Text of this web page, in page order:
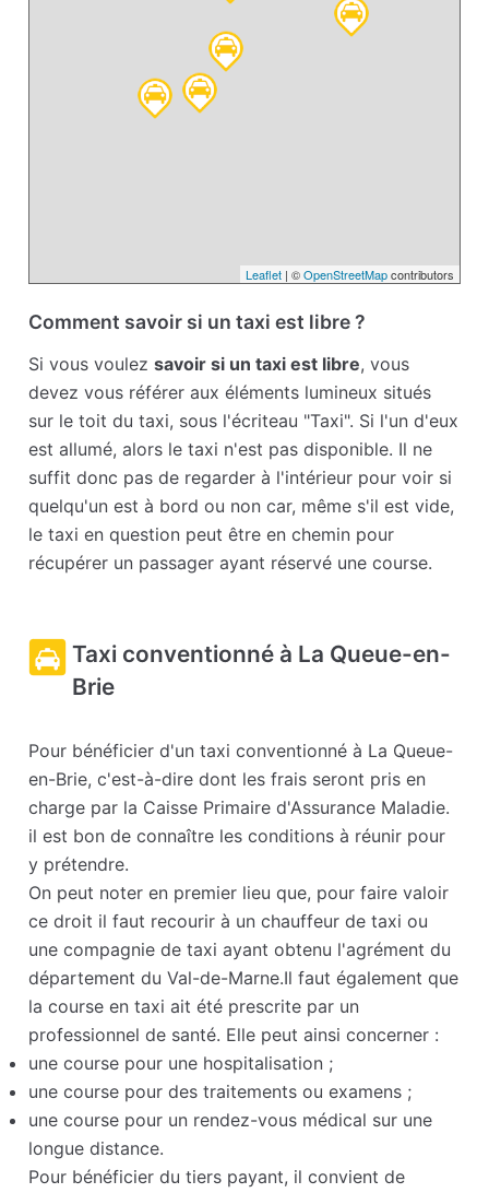
Leaflet| ©OpenStreetMapcontributors
Comment savoir si un taxi est libre ?
Si vous voulezsavoir si un taxi est libre, vous
devez vous référer aux éléments lumineux situés
sur le toit du taxi, sous l'écriteau "Taxi". Si l'un d'eux
est allumé, alors le taxi n'est pas disponible. Il ne
suffit donc pas de regarder à l'intérieur pour voir si
quelqu'un est à bord ou non car, même s'il est vide,
le taxi en question peut être en chemin pour
récupérer un passager ayant réservé une course.
Taxi conventionné à La Queue-en-
Brie
Pour bénéficier d'un taxi conventionné à La Queue-
en-Brie, c'est-à-dire dont les frais seront pris en
charge par la Caisse Primaire d'Assurance Maladie.
il est bon de connaître les conditions à réunir pour
y prétendre.
On peut noter en premier lieu que, pour faire valoir
ce droit il faut recourir à un chauffeur de taxi ou
une compagnie de taxi ayant obtenu l'agrément du
département du Val-de-Marne.Il faut également que
la course en taxi ait été prescrite par un
professionnel de santé. Elle peut ainsi concerner :
une course pour une hospitalisation ;
une course pour des traitements ou examens ;
une course pour un rendez-vous médical sur une
longue distance.
Pour bénéficier du tiers payant, il convient de